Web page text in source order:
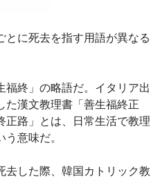
とに死去を指す用語が異なる
福終」の略語だ。イタリア出
た漢文教理書「善生福終正
正路」とは、日常生活で教理
意味だ。
去した際、韓国カトリック教